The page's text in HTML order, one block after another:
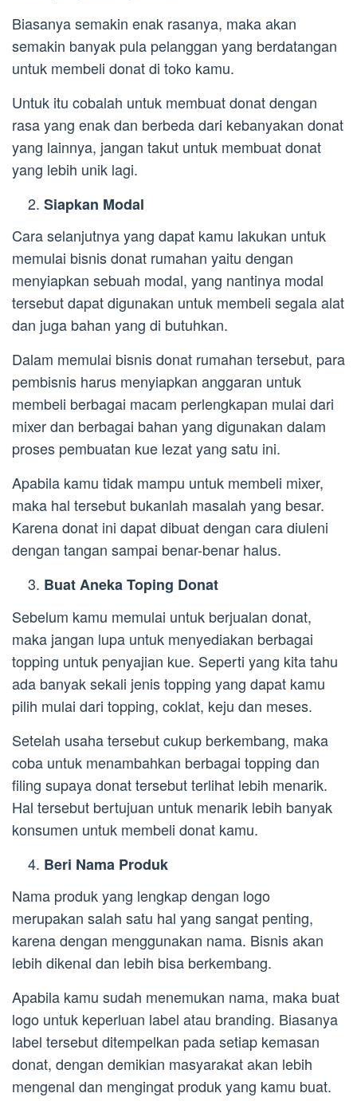
Biasanya semakin enak rasanya, maka akan
semakin banyak pula pelanggan yang berdatangan
untuk membeli donat di toko kamu.
Untuk itu cobalah untuk membuat donat dengan
rasa yang enak dan berbeda dari kebanyakan donat
yang lainnya, jangan takut untuk membuat donat
yang lebih unik lagi.
Siapkan Modal
Cara selanjutnya yang dapat kamu lakukan untuk
memulai bisnis donat rumahan yaitu dengan
menyiapkan sebuah modal, yang nantinya modal
tersebut dapat digunakan untuk membeli segala alat
dan juga bahan yang di butuhkan.
Dalam memulai bisnis donat rumahan tersebut, para
pembisnis harus menyiapkan anggaran untuk
membeli berbagai macam perlengkapan mulai dari
mixer dan berbagai bahan yang digunakan dalam
proses pembuatan kue lezat yang satu ini.
Apabila kamu tidak mampu untuk membeli mixer,
maka hal tersebut bukanlah masalah yang besar.
Karena donat ini dapat dibuat dengan cara diuleni
dengan tangan sampai benar-benar halus.
Buat Aneka Toping Donat
Sebelum kamu memulai untuk berjualan donat,
maka jangan lupa untuk menyediakan berbagai
topping untuk penyajian kue. Seperti yang kita tahu
ada banyak sekali jenis topping yang dapat kamu
pilih mulai dari topping, coklat, keju dan meses.
Setelah usaha tersebut cukup berkembang, maka
coba untuk menambahkan berbagai topping dan
filing supaya donat tersebut terlihat lebih menarik.
Hal tersebut bertujuan untuk menarik lebih banyak
konsumen untuk membeli donat kamu.
Beri Nama Produk
Nama produk yang lengkap dengan logo
merupakan salah satu hal yang sangat penting,
karena dengan menggunakan nama. Bisnis akan
lebih dikenal dan lebih bisa berkembang.
Apabila kamu sudah menemukan nama, maka buat
logo untuk keperluan label atau branding. Biasanya
label tersebut ditempelkan pada setiap kemasan
donat, dengan demikian masyarakat akan lebih
mengenal dan mengingat produk yang kamu buat.